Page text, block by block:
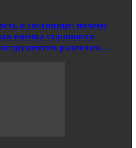
в гостинице: почему
оценка становится
развития…